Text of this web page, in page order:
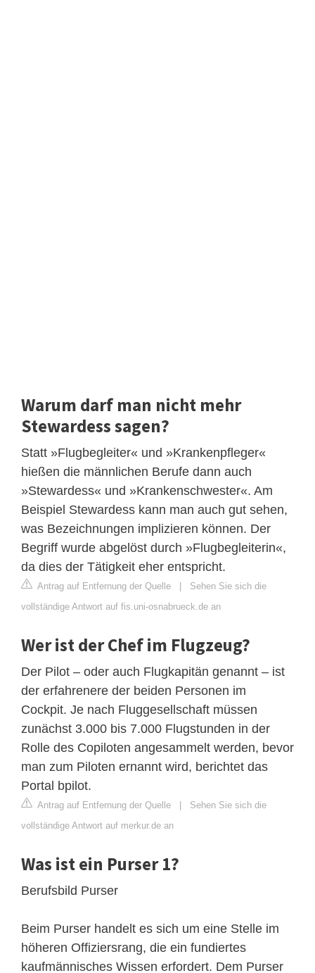
Warum darf man nicht mehr
Stewardess sagen?
Statt »Flugbegleiter« und »Krankenpfleger«
hießen die männlichen Berufe dann auch
»Stewardess« und »Krankenschwester«. Am
Beispiel Stewardess kann man auch gut sehen,
was Bezeichnungen implizieren können. Der
Begriff wurde abgelöst durch »Flugbegleiterin«,
da dies der Tätigkeit eher entspricht.
Antrag auf Entfernung der Quelle | Sehen Sie sich die
vollständige Antwort auf fis.uni-osnabrueck.de an
Wer ist der Chef im Flugzeug?
Der Pilot – oder auch Flugkapitän genannt – ist
der erfahrenere der beiden Personen im
Cockpit. Je nach Fluggesellschaft müssen
zunächst 3.000 bis 7.000 Flugstunden in der
Rolle des Copiloten angesammelt werden, bevor
man zum Piloten ernannt wird, berichtet das
Portal bpilot.
Antrag auf Entfernung der Quelle | Sehen Sie sich die
vollständige Antwort auf merkur.de an
Was ist ein Purser 1?
Berufsbild Purser
Beim Purser handelt es sich um eine Stelle im
höheren Offiziersrang, die ein fundiertes
kaufmännisches Wissen erfordert. Dem Purser